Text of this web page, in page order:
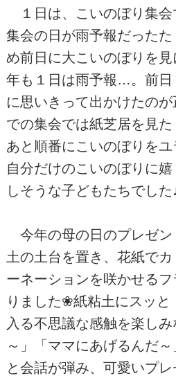
１日は、こいのぼり集会
集会の日が雨予報だったた
め前日に大こいのぼりを
年も１日は雨予報…。前日
に思いきって出かけたの
での集会では紙芝居を見た
あと順番にこいのぼりを
自分だけのこいのぼりに嬉
しそうな子どもたちでした
今年の母の日のプレゼン
土の土台を置き、花紙でカ
ーネーションを咲かせる
りました❀紙粘土にスッと
入る不思議な感触を楽し
～」「ママにあげるんだ～
と会話が弾み、可愛いプ